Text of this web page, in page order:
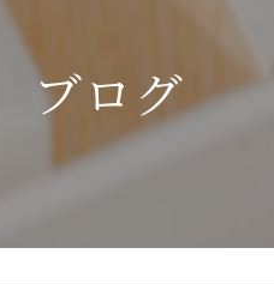
書士業務
ブログ